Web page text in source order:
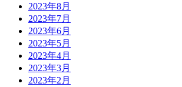
2023年8月
2023年7月
2023年6月
2023年5月
2023年4月
2023年3月
2023年2月